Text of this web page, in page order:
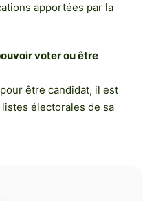
apportées par la
voter ou être
être candidat, il est
électorales de sa